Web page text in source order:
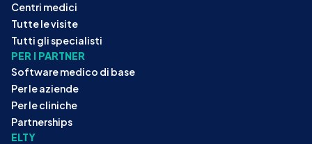
Centri medici
Tutte le visite
Tutti gli specialisti
PER I PARTNER
Software medico di base
Per le aziende
Per le cliniche
Partnerships
ELTY